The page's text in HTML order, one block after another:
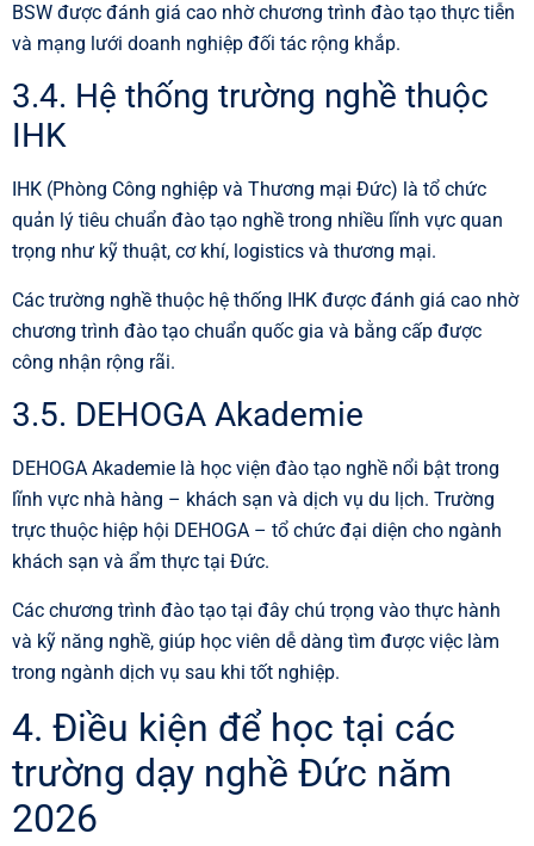
BSW được đánh giá cao nhờ chương trình đào tạo thực tiễn
và mạng lưới doanh nghiệp đối tác rộng khắp.
3.4. Hệ thống trường nghề thuộc
IHK
IHK (Phòng Công nghiệp và Thương mại Đức) là tổ chức
quản lý tiêu chuẩn đào tạo nghề trong nhiều lĩnh vực quan
trọng như kỹ thuật, cơ khí, logistics và thương mại.
Các trường nghề thuộc hệ thống IHK được đánh giá cao nhờ
chương trình đào tạo chuẩn quốc gia và bằng cấp được
công nhận rộng rãi.
3.5. DEHOGA Akademie
DEHOGA Akademie là học viện đào tạo nghề nổi bật trong
lĩnh vực nhà hàng – khách sạn và dịch vụ du lịch. Trường
trực thuộc hiệp hội DEHOGA – tổ chức đại diện cho ngành
khách sạn và ẩm thực tại Đức.
Các chương trình đào tạo tại đây chú trọng vào thực hành
và kỹ năng nghề, giúp học viên dễ dàng tìm được việc làm
trong ngành dịch vụ sau khi tốt nghiệp.
4. Điều kiện để học tại các
trường dạy nghề Đức năm
2026